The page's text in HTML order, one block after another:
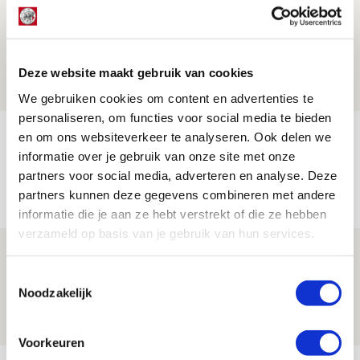
Deze website maakt gebruik van cookies
We gebruiken cookies om content en advertenties te
personaliseren, om functies voor social media te bieden
en om ons websiteverkeer te analyseren. Ook delen we
informatie over je gebruik van onze site met onze
partners voor social media, adverteren en analyse. Deze
partners kunnen deze gegevens combineren met andere
informatie die je aan ze hebt verstrekt of die ze hebben
verzameld op basis van je gebruik van hun services.
Noodzakelijk
Voorkeuren
Word ballenjongen of -meid bij Jong
Ajax - Helmond Sport!
06 AUGUSTUS 2026 - 13:13
Reis jij als mascotte mee naar uitduel
met Telstar?
06 AUGUSTUS 2026 - 13:04
PRIJSVRAAG
Drie dingen die je moet weten over
06 AUGUSTUS 2026 - 09:33